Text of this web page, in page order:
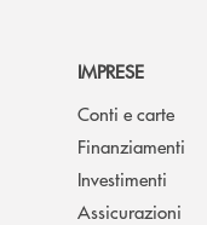
IMPRESE
Conti e carte
Finanziamenti
Investimenti
Assicurazioni